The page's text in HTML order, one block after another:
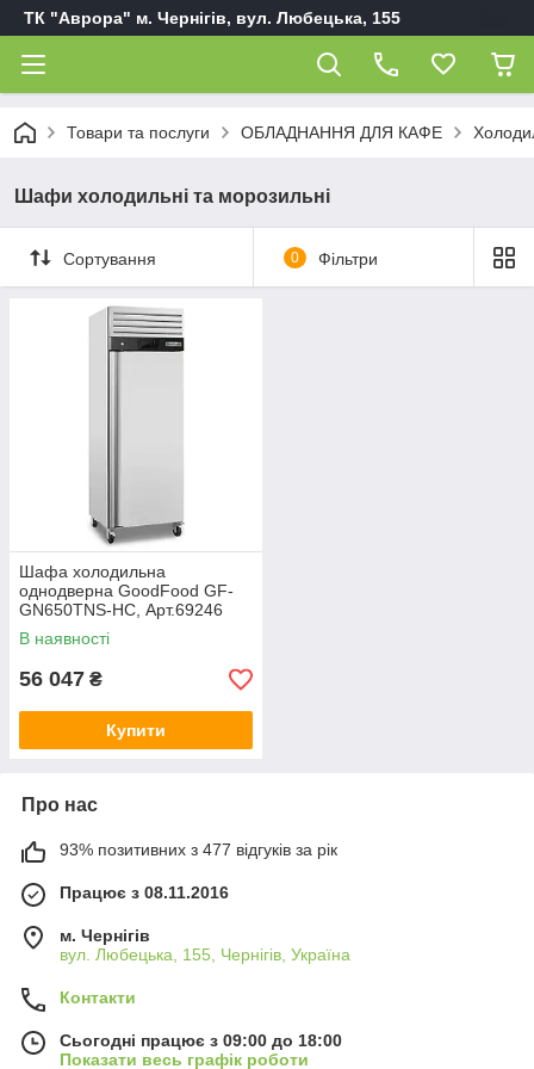
ТК "Аврора" м. Чернігів, вул. Любецька, 155
Товари та послуги ОБЛАДНАННЯ ДЛЯ КАФЕ
Шафи холодильні та морозильні
Сортування 0 Фільтри
Шафа холодильна
однодверна GoodFood GF-
GN650TNS-HC, Арт.69246
В наявності
56 047 ₴
Купити
Про нас
93% позитивних з 477 відгуків за рік
Працює з 08.11.2016
м. Чернігів
вул. Любецька, 155, Чернігів, Україна
Контакти
Сьогодні працює з 09:00 до 18:00
Показати весь графік роботи